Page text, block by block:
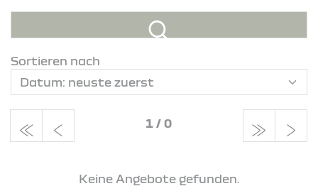
Sortieren nach
1 / 0
Keine Angebote gefunden.